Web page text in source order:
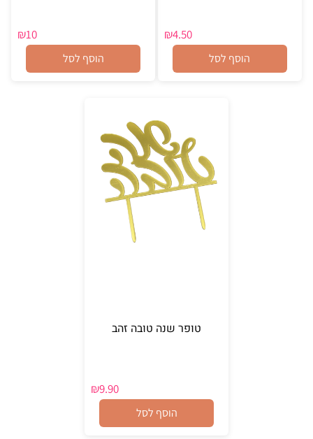
₪4.50
הוסף לסל
₪10
הוסף לסל
טופר שנה טובה זהב
₪9.90
הוסף לסל